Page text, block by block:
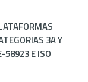
3A Y
58923 E ISO